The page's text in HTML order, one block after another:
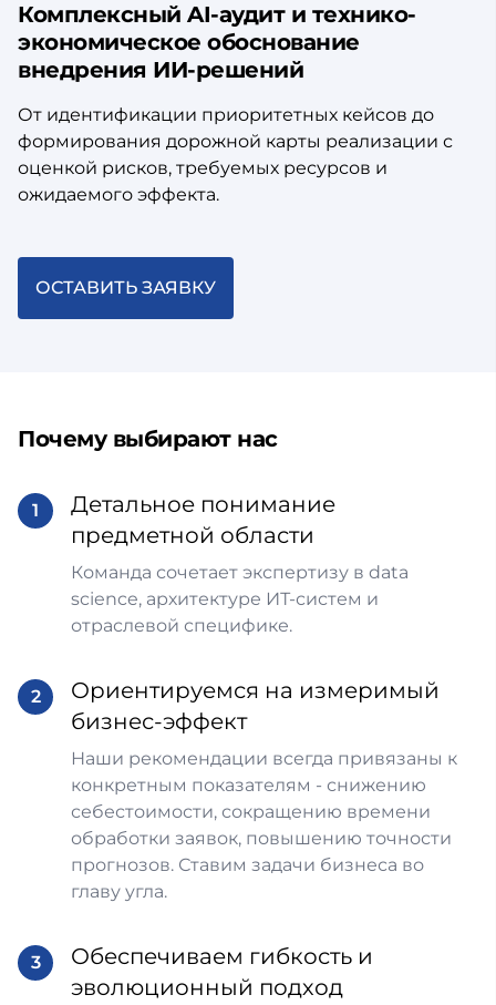
Комплексный AI-аудит и технико-
экономическое обоснование
внедрения ИИ-решений
От идентификации приоритетных кейсов до
формирования дорожной карты реализации с
оценкой рисков, требуемых ресурсов и
ожидаемого эффекта.
ОСТАВИТЬ ЗАЯВКУ
Почему выбирают нас
1
Детальное понимание
предметной области
Команда сочетает экспертизу в data
science, архитектуре ИТ-систем и
отраслевой специфике.
2
Ориентируемся на измеримый
бизнес-эффект
Наши рекомендации всегда привязаны к
конкретным показателям - снижению
себестоимости, сокращению времени
обработки заявок, повышению точности
прогнозов. Ставим задачи бизнеса во
главу угла.
3
Обеспечиваем гибкость и
эволюционный подход